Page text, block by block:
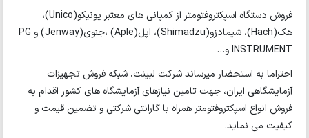
فروش دستگاه اسپکتروفتومتر از کمپانی های معتبر یونیکو(Unico)،
هک(Hach)، شیمادزو(Shimadzu)، اپل(Aple) ،جنوی(Jenway) و PG
INSTRUMENT و…
احتراما به استحضار میرساند شرکت لبینت، شبکه فروش تجهیزات
آزمایشگاهی ایران، جهت تامین نیازهای آزمایشگاه های کشور اقدام به
فروش انواع اسپکتروفتومتر همراه با گارانتی شرکتی و تضمین قیمت و
کیفیت می نماید.